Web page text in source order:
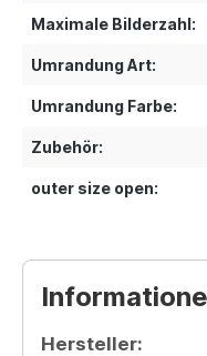
Maximale Bilderzahl:
Umrandung Art:
Umrandung Farbe:
Zubehör:
outer size open:
Hersteller: